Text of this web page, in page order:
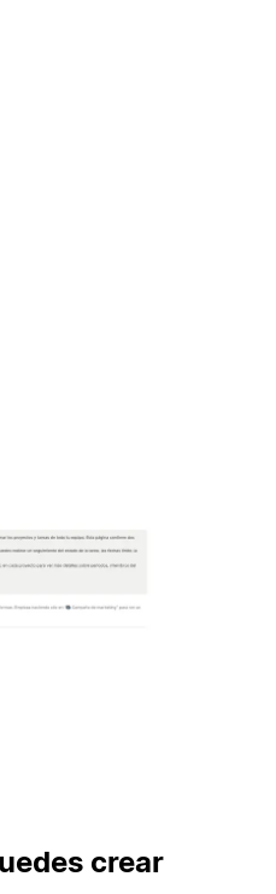
crear